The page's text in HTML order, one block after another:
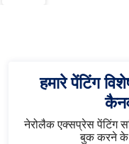
हमारे पेंटिंग
नेरोलैक एक्सप्रेस पेंटिंग
बुक करने के